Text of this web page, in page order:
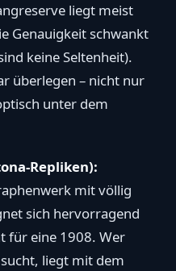
liegt meist
Genauigkeit schwankt
keine Seltenheit).
überlegen – nicht nur
unter dem
Repliken):
mit völlig
sich hervorragend
für eine 1908. Wer
liegt mit dem